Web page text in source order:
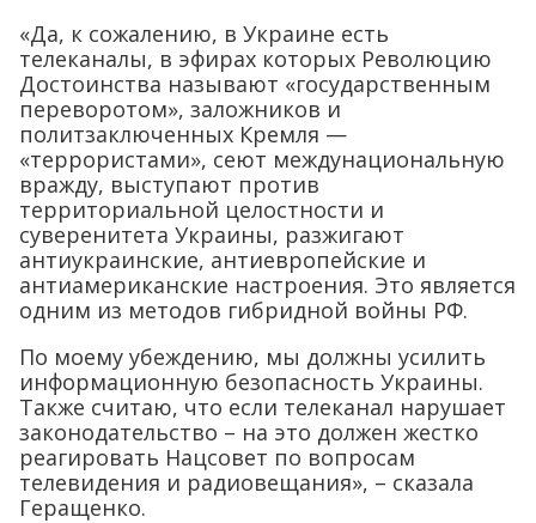
«Да, к сожалению, в Украине есть
телеканалы, в эфирах которых Революцию
Достоинства называют «государственным
переворотом», заложников и
политзаключенных Кремля —
«террористами», сеют междунациональную
вражду, выступают против
территориальной целостности и
суверенитета Украины, разжигают
антиукраинские, антиевропейские и
антиамериканские настроения. Это является
одним из методов гибридной войны РФ.
По моему убеждению, мы должны усилить
информационную безопасность Украины.
Также считаю, что если телеканал нарушает
законодательство – на это должен жестко
реагировать Нацсовет по вопросам
телевидения и радиовещания», – сказала
Геращенко.